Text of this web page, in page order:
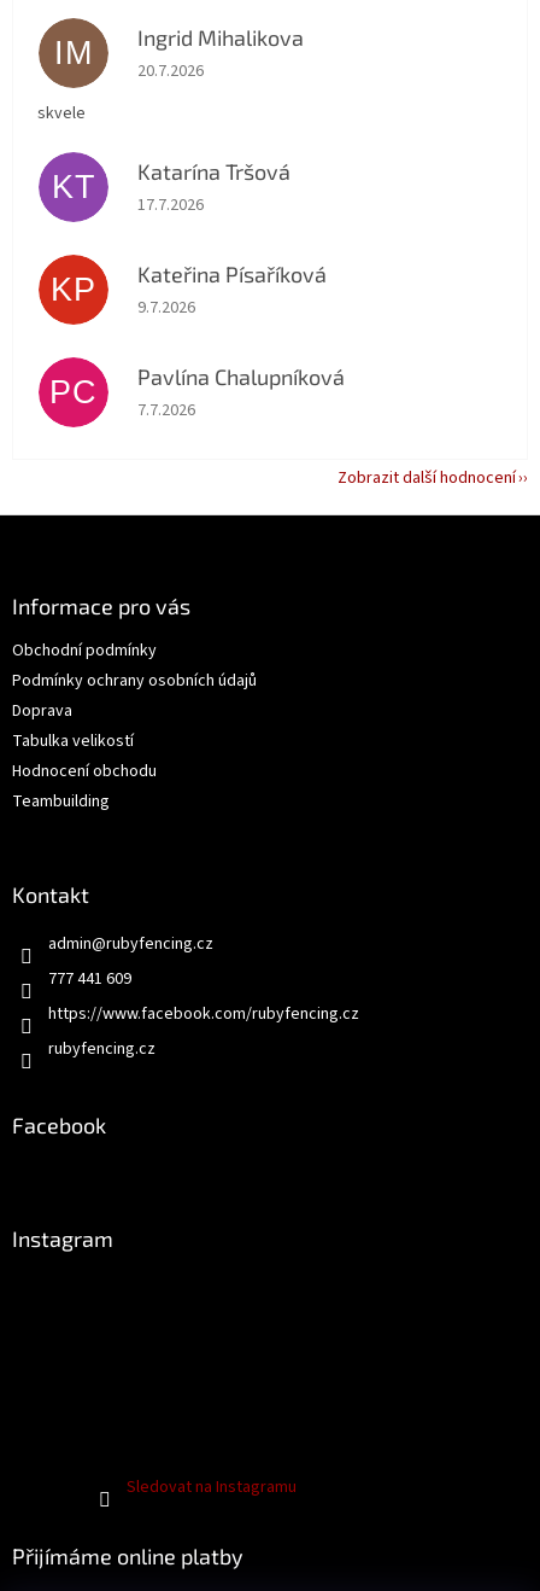
IM Ingrid Mihalikova
Hodnocení obchodu je 5 z 5 hvězdiček.
20.7.2026
skvele
KT Katarína Tršová
Hodnocení obchodu je 5 z 5 hvězdiček.
17.7.2026
KP Kateřina Písaříková
Hodnocení obchodu je 5 z 5 hvězdiček.
9.7.2026
PC Pavlína Chalupníková
Hodnocení obchodu je 5 z 5 hvězdiček.
7.7.2026
Zobrazit další hodnocení
Informace pro vás
Obchodní podmínky
Podmínky ochrany osobních údajů
Doprava
Tabulka velikostí
Hodnocení obchodu
Teambuilding
Kontakt
admin@rubyfencing.cz
777 441 609
https://www.facebook.com/rubyfencing.cz
rubyfencing.cz
Facebook
Instagram
Sledovat na Instagramu
Přijímáme online platby